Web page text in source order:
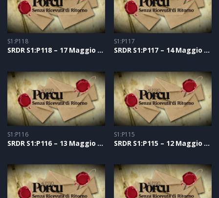
S1:P118
SRDR S1:P118 – 17 Maggio 2021
S1:P117
SRDR S1:P117 – 14 Maggio 2021
S1:P116
SRDR S1:P116 – 13 Maggio 2021
S1:P115
SRDR S1:P115 – 12 Maggio 2021